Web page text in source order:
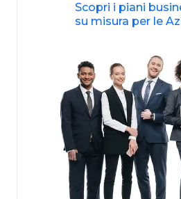
Scopri i piani
su misura per le